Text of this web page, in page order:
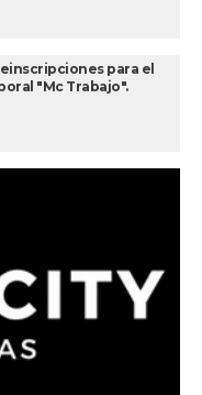
para el
"Mc Trabajo".